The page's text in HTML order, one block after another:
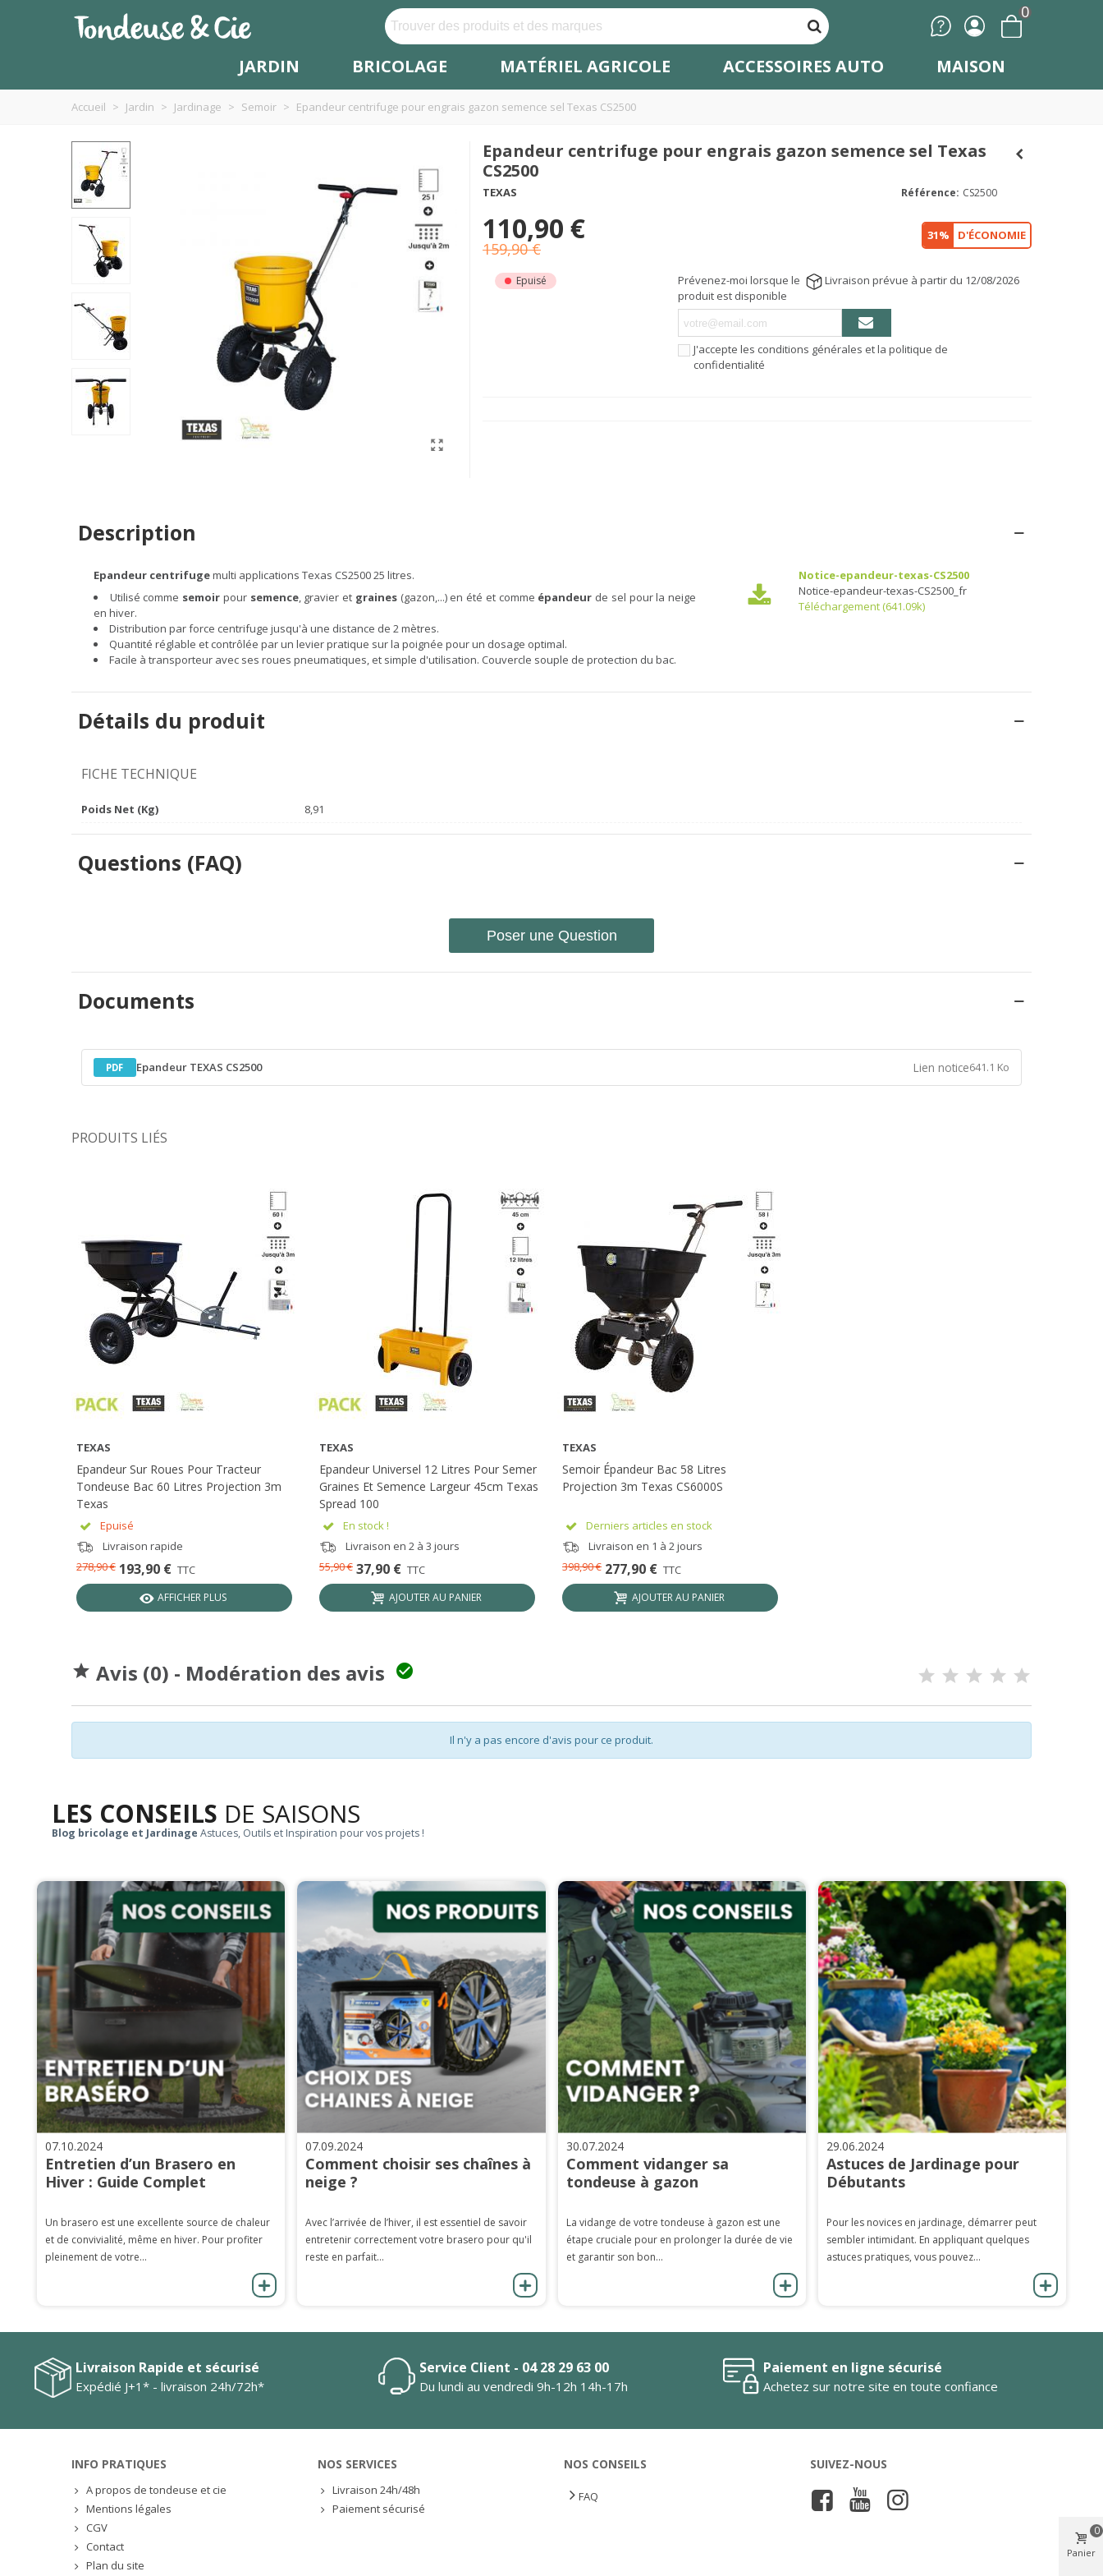
0
JARDIN BRICOLAGE MATÉRIEL AGRICOLE ACCESSOIRES AUTO MAISON
Accueil > Jardin > Jardinage > Semoir > Epandeur centrifuge pour engrais gazon semence sel Texas CS2500
Epandeur centrifuge pour engrais gazon semence sel Texas
CS2500
TEXAS Référence: CS2500
110,90 €
159,90 €
31% D'ÉCONOMIE
Epuisé Livraison prévue à partir du 12/08/2026
Prévenez-moi lorsque le
produit est disponible
J'accepte les conditions générales et la politique de
confidentialité
Description
Epandeur centrifugemulti applications Texas CS2500 25 litres.
Utilisé comme semoir pour semence, gravier et graines (gazon,...) en été et comme épandeur de sel pour la neige
en hiver.
Distribution par force centrifuge jusqu'à une distance de 2 mètres.
Quantité réglable et contrôlée par un levier pratique sur la poignée pour un dosage optimal.
Facile à transporteur avec ses roues pneumatiques, et simple d'utilisation. Couvercle souple de protection du bac.
Notice-epandeur-texas-CS2500
Notice-epandeur-texas-CS2500_fr
Téléchargement (641.09k)
Détails du produit
FICHE TECHNIQUE
Poids Net (Kg) 8,91
Questions (FAQ)
Poser une Question
Documents
PDF Epandeur TEXAS CS2500 Lien notice641.1 Ko
PRODUITS LIÉS
TEXAS
Epandeur Sur Roues Pour Tracteur
Tondeuse Bac 60 Litres Projection 3m
Texas
Epuisé
Livraison rapide
193,90 € TTC
278,90 €
AFFICHER PLUS
TEXAS
Epandeur Universel 12 Litres Pour Semer
Graines Et Semence Largeur 45cm Texas
Spread 100
En stock !
Livraison en 2 à 3 jours
37,90 € TTC
55,90 €
AJOUTER AU PANIER
TEXAS
Semoir Épandeur Bac 58 Litres
Projection 3m Texas CS6000S
Derniers articles en stock
Livraison en 1 à 2 jours
277,90 € TTC
398,90 €
AJOUTER AU PANIER
 Avis (0) - Modération des avis 
Il n'y a pas encore d'avis pour ce produit.
LES CONSEILS DE SAISONS
Blog bricolage et Jardinage Astuces, Outils et Inspiration pour vos projets !
07.10.2024
Entretien d’un Brasero en
Hiver : Guide Complet
Un brasero est une excellente source de chaleur
et de convivialité, même en hiver. Pour profiter
pleinement de votre...
07.09.2024
Comment choisir ses chaînes à
neige ?
Avec l’arrivée de l’hiver, il est essentiel de savoir
entretenir correctement votre brasero pour qu'il
reste en parfait...
30.07.2024
Comment vidanger sa
tondeuse à gazon
La vidange de votre tondeuse à gazon est une
étape cruciale pour en prolonger la durée de vie
et garantir son bon...
29.06.2024
Astuces de Jardinage pour
Débutants
Pour les novices en jardinage, démarrer peut
sembler intimidant. En appliquant quelques
astuces pratiques, vous pouvez...
Livraison Rapide et sécurisé
Expédié J+1* - livraison 24h/72h*
Service Client - 04 28 29 63 00
Du lundi au vendredi 9h-12h 14h-17h
Paiement en ligne sécurisé
Achetez sur notre site en toute confiance
INFO PRATIQUES
A propos de tondeuse et cie
Mentions légales
CGV
Contact
Plan du site
NOS SERVICES
Livraison 24h/48h
Paiement sécurisé
NOS CONSEILS
FAQ
SUIVEZ-NOUS
Panier
0